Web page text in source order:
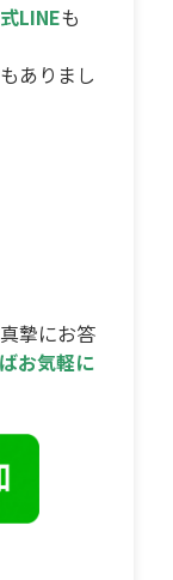
LINEも
ありまし
摯にお答
お気軽に